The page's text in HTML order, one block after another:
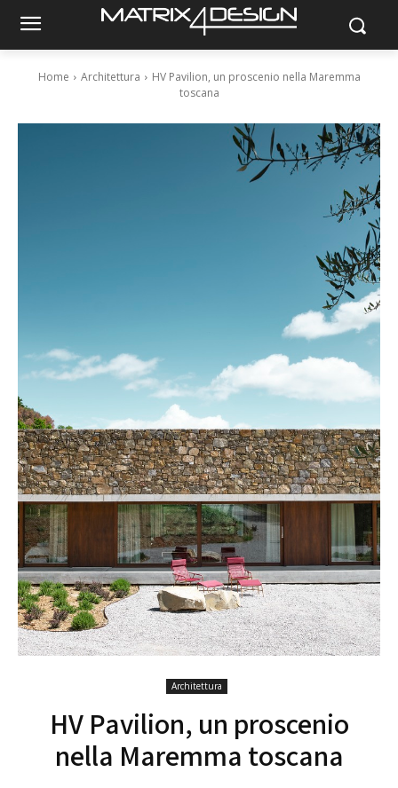
Home Architettura
HV Pavilion, un proscenio nella Maremma
toscana
Architettura
HV Pavilion, un proscenio
nella Maremma toscana